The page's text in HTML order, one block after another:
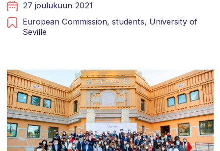
27 joulukuun 2021
European Commission, students, University of
Seville